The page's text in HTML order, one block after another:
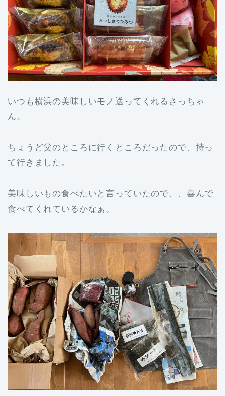
いつも横浜の美味しいモノ送ってくれるさっちゃ
ん。
ちょうど父のところに行くところだったので、持っ
て行きました。
美味しいもの食べたいと言っていたので、、喜んで
食べてくれているかなぁ。